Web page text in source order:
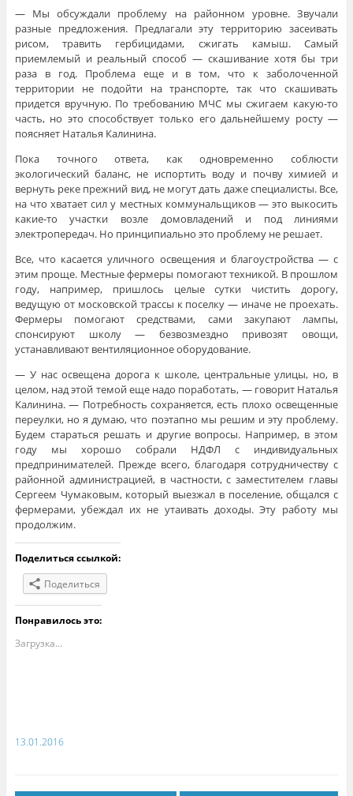
— Мы обсуждали проблему на районном уровне. Звучали
разные предложения. Предлагали эту территорию засеивать
рисом, травить гербицидами, сжигать камыш. Самый
приемлемый и реальный способ — скашивание хотя бы три
раза в год. Проблема еще и в том, что к заболоченной
территории не подойти на транспорте, так что скашивать
придется вручную. По требованию МЧС мы сжигаем какую-то
часть, но это способствует только его дальнейшему росту —
поясняет Наталья Калинина.
Пока точного ответа, как одновременно соблюсти
экологический баланс, не испортить воду и почву химией и
вернуть реке прежний вид, не могут дать даже специалисты. Все,
на что хватает сил у местных коммунальщиков — это выкосить
какие-то участки возле домовладений и под линиями
электропередач. Но принципиально это проблему не решает.
Все, что касается уличного освещения и благоустройства — с
этим проще. Местные фермеры помогают техникой. В прошлом
году, например, пришлось целые сутки чистить дорогу,
ведущую от московской трассы к поселку — иначе не проехать.
Фермеры помогают средствами, сами закупают лампы,
спонсируют школу — безвозмездно привозят овощи,
устанавливают вентиляционное оборудование.
— У нас освещена дорога к школе, центральные улицы, но, в
целом, над этой темой еще надо поработать, — говорит Наталья
Калинина. — Потребность сохраняется, есть плохо освещенные
переулки, но я думаю, что поэтапно мы решим и эту проблему.
Будем стараться решать и другие вопросы. Например, в этом
году мы хорошо собрали НДФЛ с индивидуальных
предпринимателей. Прежде всего, благодаря сотрудничеству с
районной администрацией, в частности, с заместителем главы
Сергеем Чумаковым, который выезжал в поселение, общался с
фермерами, убеждал их не утаивать доходы. Эту работу мы
продолжим.
Поделиться ссылкой:
Поделиться
Понравилось это:
Загрузка...
13.01.2016